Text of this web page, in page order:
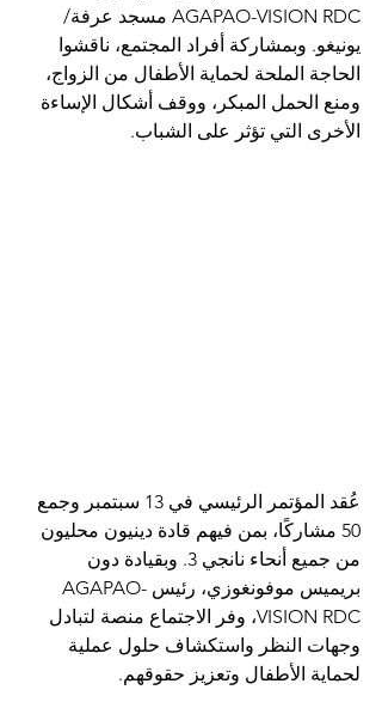
AGAPAO-VISION RDC مسجد عرفة/
يونيغو. وبمشاركة أفراد المجتمع، ناقشوا
الحاجة الملحة لحماية الأطفال من الزواج،
ومنع الحمل المبكر، ووقف أشكال الإساءة
الأخرى التي تؤثر على الشباب.
عُقد المؤتمر الرئيسي في 13 سبتمبر وجمع
50 مشاركًا، بمن فيهم قادة دينيون محليون
من جميع أنحاء نانجي 3. وبقيادة دون
بريميس موفونغوزي، رئيس AGAPAO-
VISION RDC، وفر الاجتماع منصة لتبادل
وجهات النظر واستكشاف حلول عملية
لحماية الأطفال وتعزيز حقوقهم.